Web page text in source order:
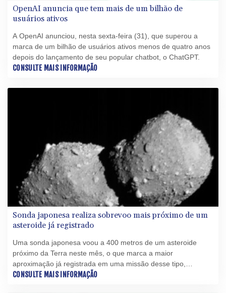
OpenAI anuncia que tem mais de um bilhão de
usuários ativos
A OpenAI anunciou, nesta sexta-feira (31), que superou a
marca de um bilhão de usuários ativos menos de quatro anos
depois do lançamento de seu popular chatbot, o ChatGPT.
CONSULTE MAIS INFORMAÇÃO
Sonda japonesa realiza sobrevoo mais próximo de um
asteroide já registrado
Uma sonda japonesa voou a 400 metros de um asteroide
próximo da Terra neste mês, o que marca a maior
aproximação já registrada em uma missão desse tipo,
informou a agência espacial japonesa Jaxa.
CONSULTE MAIS INFORMAÇÃO